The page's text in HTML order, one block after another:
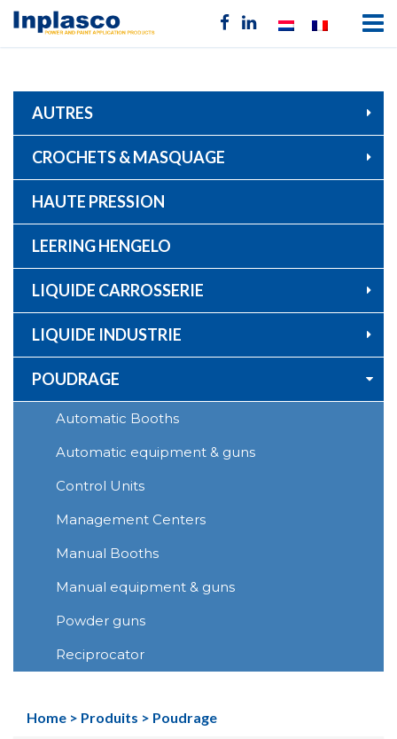
Home > Produits > Poudrage
AUTRES
CROCHETS & MASQUAGE
HAUTE PRESSION
LEERING HENGELO
LIQUIDE CARROSSERIE
LIQUIDE INDUSTRIE
POUDRAGE
Automatic Booths
Automatic equipment & guns
Control Units
Management Centers
Manual Booths
Manual equipment & guns
Powder guns
Reciprocator